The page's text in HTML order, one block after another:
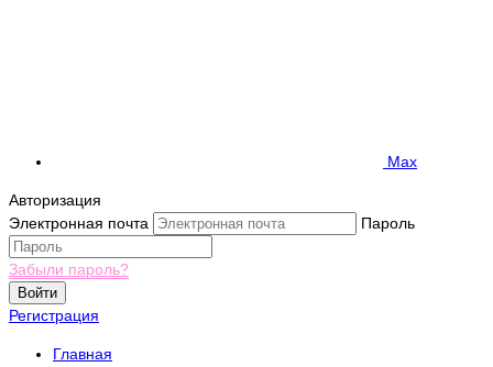
Max
Авторизация
Электронная почта
Пароль
Забыли пароль?
Войти
Регистрация
Главная